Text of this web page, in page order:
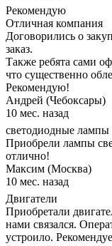
Рекомендую
Отличная компания
Договорились о
заказ.
Также ребята сами
что существенно
Рекомендую!
Андрей (Чебоксары)
10 мес. назад
светодиодные лампы
Приобрели лампы
отлично!
Максим (Москва)
10 мес. назад
Двигатели
Приобретали
нами связался.
устроило.